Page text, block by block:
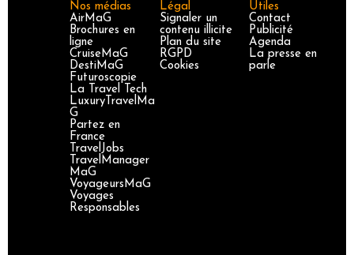
Nos médias
AirMaG
Brochures en
ligne
CruiseMaG
DestiMaG
Futuroscopie
La Travel Tech
LuxuryTravelMa
G
Partez en
France
TravelJobs
TravelManager
MaG
VoyageursMaG
Voyages
Responsables
Légal
Signaler un
contenu illicite
Plan du site
RGPD
Cookies
Utiles
Contact
Publicité
Agenda
La presse en
parle